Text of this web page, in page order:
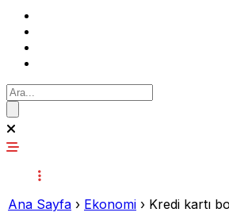
Ana Sayfa › Ekonomi › Kredi kartı